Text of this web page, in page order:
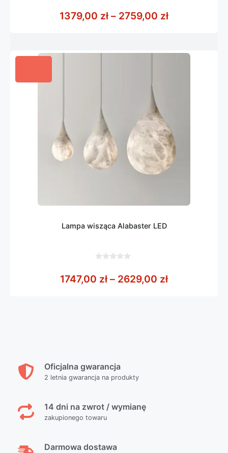
5
1379,00 zł – 2759,00 złZakres cen:
Lampa wisząca Alabaster LED
5
1747,00 zł – 2629,00 złZakres cen:
Oficjalna gwarancja
2 letnia gwarancja na produkty
14 dni na zwrot / wymianę
zakupionego towaru
Darmowa dostawa